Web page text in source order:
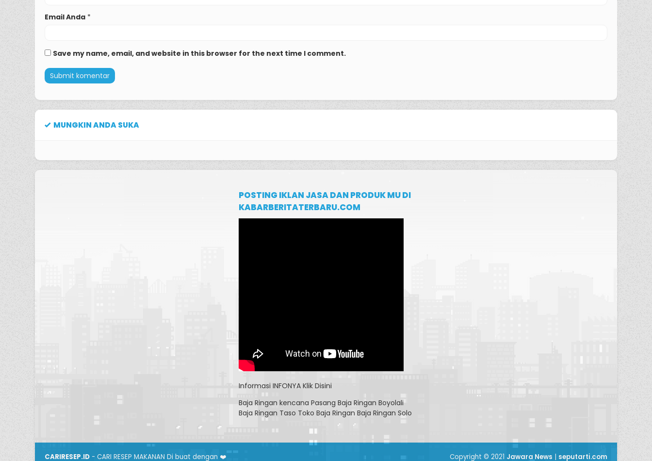
Email Anda *
Save my name, email, and website in this browser for the next time I comment.
MUNGKIN ANDA SUKA
POSTING IKLAN JASA DAN PRODUK MU DI
KABARBERITATERBARU.COM
Informasi INFONYA Klik Disini
Baja Ringan kencana Pasang Baja Ringan Boyolali
Baja Ringan Taso Toko Baja Ringan Baja Ringan Solo
CARIRESEP.ID - CARI RESEP MAKANAN Di buat dengan ❤️ Copyright © 2021 Jawara News seputarti.com